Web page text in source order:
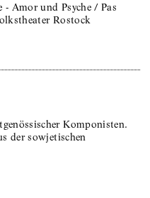
- Amor und Psyche / Pas
Rostock
Komponisten.
der sowjetischen